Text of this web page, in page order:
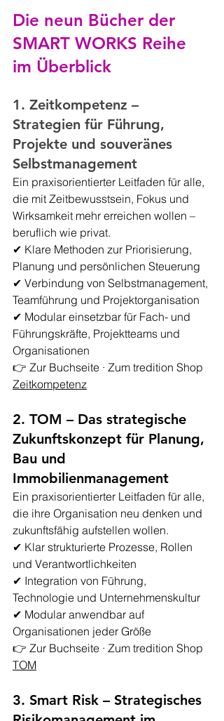
Die neun Bücher der
SMART WORKS Reihe
im Überblick
1. Zeitkompetenz –
Strategien für Führung,
Projekte und souveränes
Selbstmanagement
Ein praxisorientierter Leitfaden für alle,
die mit Zeitbewusstsein, Fokus und
Wirksamkeit mehr erreichen wollen –
beruflich wie privat.
✔ Klare Methoden zur Priorisierung,
Planung und persönlichen Steuerung
✔ Verbindung von Selbstmanagement,
Teamführung und Projektorganisation
✔ Modular einsetzbar für Fach- und
Führungskräfte, Projektteams und
Organisationen
👉 Zur Buchseite · Zum tredition Shop
Zeitkompetenz
2. TOM – Das strategische
Zukunftskonzept für Planung,
Bau und
Immobilienmanagement
Ein praxisorientierter Leitfaden für alle,
die ihre Organisation neu denken und
zukunftsfähig aufstellen wollen.
✔ Klar strukturierte Prozesse, Rollen
und Verantwortlichkeiten
✔ Integration von Führung,
Technologie und Unternehmenskultur
✔ Modular anwendbar auf
Organisationen jeder Größe
👉 Zur Buchseite · Zum tredition Shop
TOM
3. Smart Risk – Strategisches